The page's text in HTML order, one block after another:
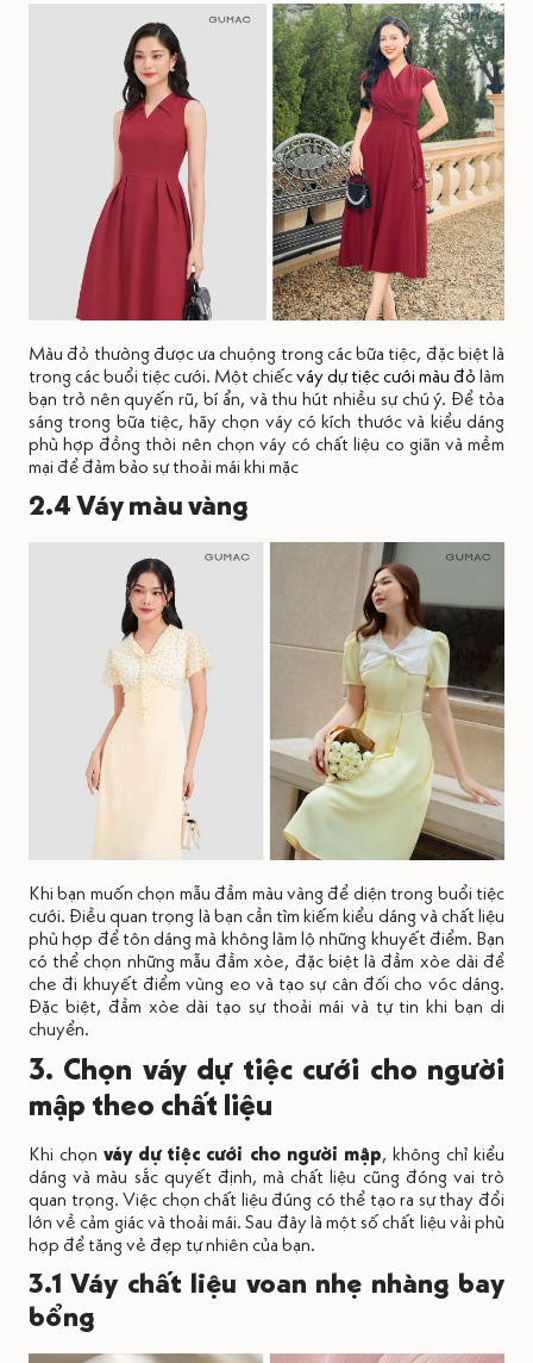
Màu đỏ thường được ưa chuộng trong các bữa tiệc, đặc biệt là
trong các buổi tiệc cưới. Một chiếcváy dự tiệc cưới màu đỏ làm
bạn trở nên quyến rũ, bí ẩn, và thu hút nhiều sự chú ý. Để tỏa
sáng trong bữa tiệc, hãy chọn váy có kích thước và kiểu dáng
phù hợp đồng thời nên chọn váy có chất liệu co giãn và mềm
mại để đảm bảo sự thoải mái khi mặc
2.4 Váy màu vàng
Khi bạn muốn chọn mẫu đầm màu vàng để diện trong buổi tiệc
cưới. Điều quan trọng là bạn cần tìm kiếm kiểu dáng và chất liệu
phù hợp để tôn dáng mà không làm lộ những khuyết điểm. Bạn
có thể chọn những mẫu đầm xòe, đặc biệt là đầm xòe dài để
che đi khuyết điểm vùng eo và tạo sự cân đối cho vóc dáng.
Đặc biệt, đầm xòe dài tạo sự thoải mái và tự tin khi bạn di
chuyển.
3. Chọn váy dự tiệc cưới cho người
mập theo chất liệu
Khi chọnváy dự tiệc cưới cho người mập, không chỉ kiểu
dáng và màu sắc quyết định, mà chất liệu cũng đóng vai trò
quan trọng. Việc chọn chất liệu đúng có thể tạo ra sự thay đổi
lớn về cảm giác và thoải mái. Sau đây là một số chất liệu vải phù
hợp để tăng vẻ đẹp tự nhiên của bạn.
3.1 Váy chất liệu voan nhẹ nhàng bay
bổng